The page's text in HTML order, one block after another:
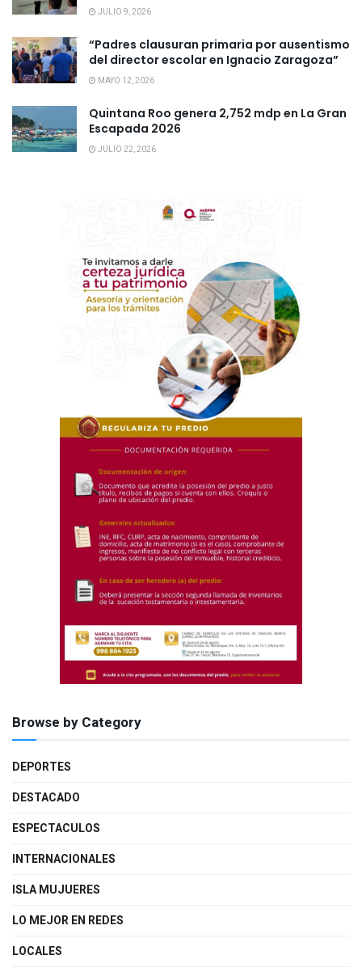
JULIO 9, 2026
“Padres clausuran primaria por ausentismo
del director escolar en Ignacio Zaragoza”
MAYO 12, 2026
Quintana Roo genera 2,752 mdp en La Gran
Escapada 2026
JULIO 22, 2026
Browse by Category
DEPORTES
DESTACADO
ESPECTACULOS
INTERNACIONALES
ISLA MUJUERES
LO MEJOR EN REDES
LOCALES